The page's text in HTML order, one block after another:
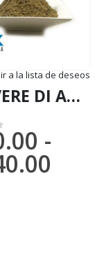
a la lista de deseos
,NUOVI ARRIVI
POLVERE DI ABUTA / 200gr a 2kg - (Abuta Grandifolia) - Erbe in polvere 100% naturali LIANA
-